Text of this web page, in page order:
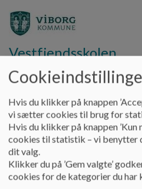
Vestfjendsskolen
Undervisning Handleplan for
Handleplan for
Oversigt over handleplan for
Hvis du klikker på knappen
vi sætter cookies til brug for
Hvis du klikker på knappen
cookies til statistik – vi benytter
dit valg.
Klikker du på ’Gem valgte’
cookies for de kategorier du har